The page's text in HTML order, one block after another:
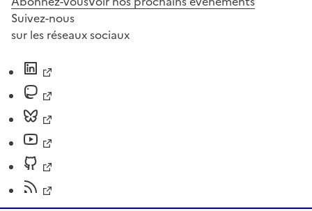
Suivez-nous
sur les réseaux sociaux